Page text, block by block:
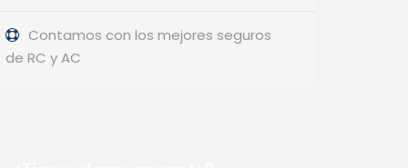
Contamos con los mejores seguros
de RC y AC